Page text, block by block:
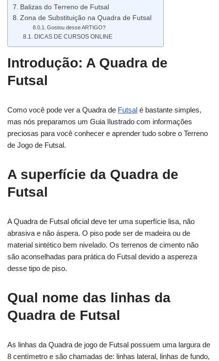
Balizas do Terreno de Futsal
Zona de Substituição na Quadra de Futsal
Gostou desse ARTIGO?
DICAS DE CURSOS ONLINE
Introdução: A Quadra de
Futsal
Como você pode ver a Quadra de Futsal é bastante simples,
mas nós preparamos um Guia Ilustrado com informações
preciosas para você conhecer e aprender tudo sobre o Terreno
de Jogo de Futsal.
A superfície da Quadra de
Futsal
A Quadra de Futsal oficial deve ter uma superfície lisa, não
abrasiva e não áspera. O piso pode ser de madeira ou de
material sintético bem nivelado. Os terrenos de cimento não
são aconselhadas para prática do Futsal devido a aspereza
desse tipo de piso.
Qual nome das linhas da
Quadra de Futsal
As linhas da Quadra de jogo de Futsal possuem uma largura de
8 centímetro e são chamadas de: linhas lateral, linhas de fundo,